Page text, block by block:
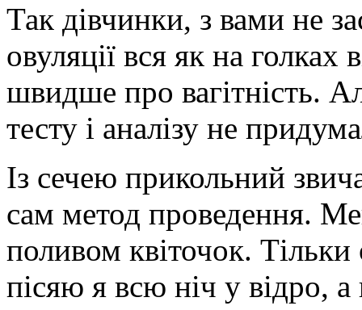
Так дівчинки, з вами не
овуляції вся як на голках
швидше про вагітність.
тесту і аналізу не
Із сечею прикольний
сам метод проведення.
поливом квіточок.
пісяю я всю ніч у відро,